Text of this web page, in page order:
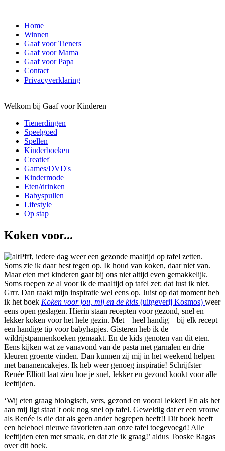
Home
Winnen
Gaaf voor Tieners
Gaaf voor Mama
Gaaf voor Papa
Contact
Privacyverklaring
Welkom bij Gaaf voor Kinderen
Tienerdingen
Speelgoed
Spellen
Kinderboeken
Creatief
Games/DVD's
Kindermode
Eten/drinken
Babyspullen
Lifestyle
Op stap
Koken voor...
Pfff, iedere dag weer een gezonde maaltijd op tafel zetten.
Soms zie ik daar best tegen op. Ik houd van koken, daar niet van.
Maar eten met kinderen gaat bij ons niet altijd even gemakkelijk.
Soms roepen ze al voor ik de maaltijd op tafel zet: dat lust ik niet.
Grrr. Dan raakt mijn inspiratie wel eens op. Juist op dat moment heb
ik het boek Koken voor jou, mij en de kids (uitgeverij Kosmos) weer
eens open geslagen. Hierin staan recepten voor gezond, snel en
lekker koken voor het hele gezin. Met – heel handig – bij elk recept
een handige tip voor babyhapjes. Gisteren heb ik de
wildrijstpannenkoeken gemaakt. En de kids genoten van dit eten.
Eens kijken wat ze vanavond van de pasta met garnalen en drie
kleuren groente vinden. Dan kunnen zij mij in het weekend helpen
met bananencakejes. Ik heb weer genoeg inspiratie! Schrijfster
Renée Elliott laat zien hoe je snel, lekker en gezond kookt voor alle
leeftijden.
‘Wij eten graag biologisch, vers, gezond en vooral lekker! En als het
aan mij ligt staat 't ook nog snel op tafel. Geweldig dat er een vrouw
als Renée is die dat als geen ander begrepen heeft!! Dit boek heeft
een heleboel nieuwe favorieten aan onze tafel toegevoegd! Alle
leeftijden eten met smaak, en dat zie ik graag!’ aldus Tooske Ragas
over dit boek.